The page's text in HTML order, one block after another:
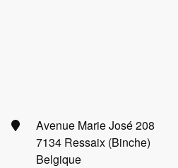
Avenue Marie José 208
7134 Ressaix (Binche)
Belgique